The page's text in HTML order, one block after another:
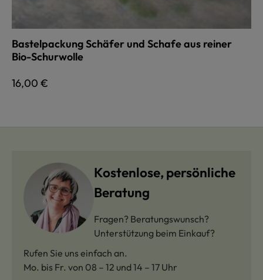
Bastelpackung Schäfer und Schafe aus reiner
Bio-Schurwolle
Regulärer Preis:
16,00 €
Kostenlose, persönliche
Beratung
Fragen? Beratungswunsch?
Unterstützung beim Einkauf?
Rufen Sie uns einfach an.
Mo. bis Fr. von 08 – 12 und 14 – 17 Uhr